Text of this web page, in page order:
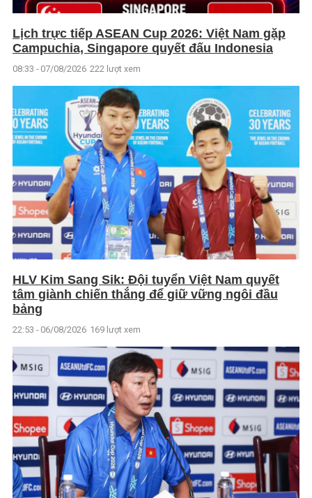
Lịch trực tiếp ASEAN Cup 2026: Việt Nam gặp
Campuchia, Singapore quyết đấu Indonesia
08:33 - 07/08/2026 222 lượt xem
HLV Kim Sang Sik: Đội tuyển Việt Nam quyết
tâm giành chiến thắng để giữ vững ngôi đầu
bảng
22:53 - 06/08/2026 169 lượt xem